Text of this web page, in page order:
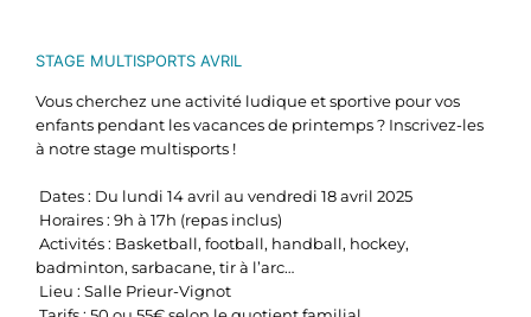
STAGE MULTISPORTS AVRIL
Vous cherchez une activité ludique et sportive pour vos
enfants pendant les vacances de printemps ? Inscrivez-les
à notre stage multisports !
Dates : Du lundi 14 avril au vendredi 18 avril 2025
Horaires : 9h à 17h (repas inclus)
Activités : Basketball, football, handball, hockey,
badminton, sarbacane, tir à l’arc…
Lieu : Salle Prieur-Vignot